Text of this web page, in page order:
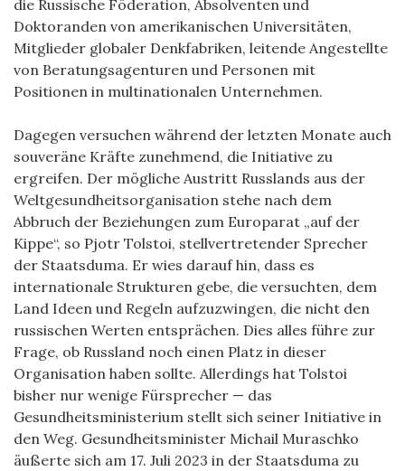
die Russische Föderation, Absolventen und
Doktoranden von amerikanischen Universitäten,
Mitglieder globaler Denkfabriken, leitende Angestellte
von Beratungsagenturen und Personen mit
Positionen in multinationalen Unternehmen.
Dagegen versuchen während der letzten Monate auch
souveräne Kräfte zunehmend, die Initiative zu
ergreifen. Der mögliche Austritt Russlands aus der
Weltgesundheitsorganisation stehe nach dem
Abbruch der Beziehungen zum Europarat „auf der
Kippe“, so Pjotr Tolstoi, stellvertretender Sprecher
der Staatsduma. Er wies darauf hin, dass es
internationale Strukturen gebe, die versuchten, dem
Land Ideen und Regeln aufzuzwingen, die nicht den
russischen Werten entsprächen. Dies alles führe zur
Frage, ob Russland noch einen Platz in dieser
Organisation haben sollte. Allerdings hat Tolstoi
bisher nur wenige Fürsprecher — das
Gesundheitsministerium stellt sich seiner Initiative in
den Weg. Gesundheitsminister Michail Muraschko
äußerte sich am 17. Juli 2023 in der Staatsduma zu